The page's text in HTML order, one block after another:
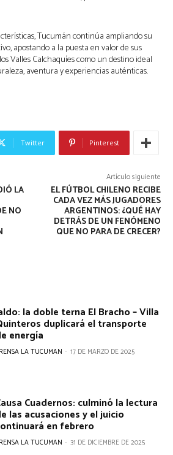
Tucumán continúa ampliando su
apostando a la puesta en valor de sus
Valles Calchaquíes como un destino ideal
aventura y experiencias auténticas.
Twitter Pinterest
LA
NO
Artículo siguiente
EL FÚTBOL CHILENO RECIBE
CADA VEZ MÁS JUGADORES
ARGENTINOS: ¿QUÉ HAY
DETRÁS DE UN FENÓMENO
QUE NO PARA DE CRECER?
la doble terna El Bracho – Villa
duplicará el transporte
energía
LA TUCUMAN - 17 DE MARZO DE 2025
Cuadernos: culminó la lectura
las acusaciones y el juicio
en febrero
LA TUCUMAN - 31 DE DICIEMBRE DE 2025